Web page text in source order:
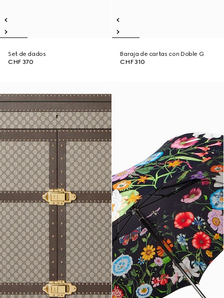
Set de dados
CHF 370
Baraja de cartas con Doble G
CHF 310